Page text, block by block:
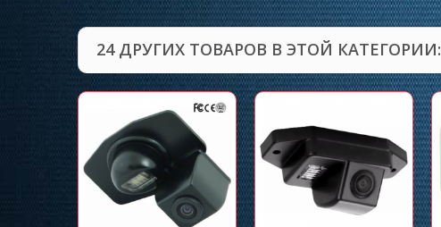
24 ДРУГИХ ТОВАРОВ В ЭТОЙ КАТЕГОРИИ: